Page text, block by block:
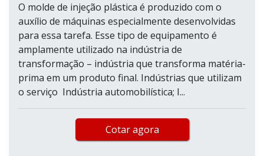
O molde de injeção plástica é produzido com o
auxílio de máquinas especialmente desenvolvidas
para essa tarefa. Esse tipo de equipamento é
amplamente utilizado na indústria de
transformação – indústria que transforma matéria-
prima em um produto final. Indústrias que utilizam
o serviço Indústria automobilística; I...
Cotar agora